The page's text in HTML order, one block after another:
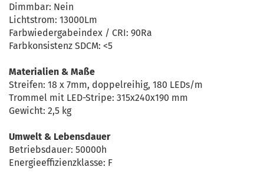
Dimmbar: Nein
Lichtstrom: 13000Lm
Farbwiedergabeindex / CRI: 90Ra
Farbkonsistenz SDCM: <5
Materialien & Maße
Streifen: 18 x 7mm, doppelreihig, 180 LEDs/m
Trommel mit LED-Stripe: 315x240x190 mm
Gewicht: 2,5 kg
Umwelt & Lebensdauer
Betriebsdauer: 50000h
Energieeffizienzklasse: F